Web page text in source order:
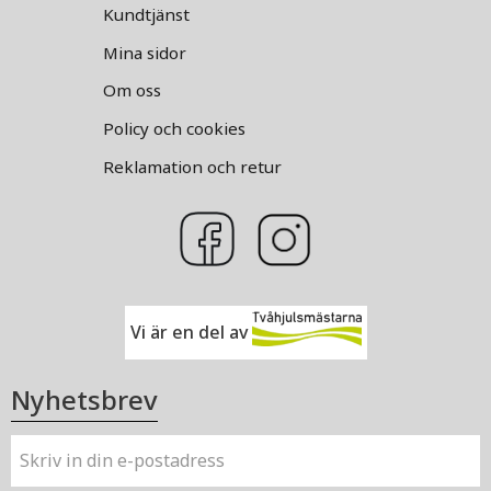
Kundtjänst
Mina sidor
Om oss
Policy och cookies
Reklamation och retur
Vi är en del av
Nyhetsbrev